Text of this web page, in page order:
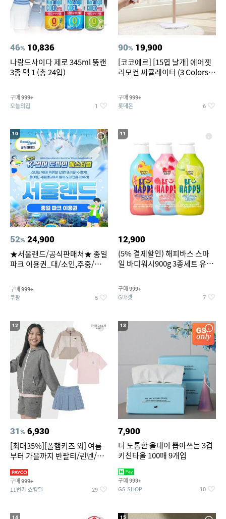
46% 10,836
나랑드사이다 제로 345ml 뚱캔
3종 택 1 (총 24입)
구매 999+
오늘의집 1
90% 19,900
[코코에르] [15엽 날개] 에어젯
리모컨 써큘레이터 (3 Colors
구매 999+
롯데온 6
10
52% 24,900
★서울랜드/공식판매처★ 종일
파크 이용권_대/소인,주중/주
구매 999+
쿠팡 5
11
12,900
(5% 결제할인) 해피바스 스마
일 바디워시900g 3종세트 유
구매 999+
G마켓 7
12
31% 6,930
[최대35%][폴햄키즈 외] 여름
부터 가을까지 반팔티/린넨/맨
구매 999+
11번가 쇼킹딜 29
13
7,900
더 도톰한 올데이 뽑아쓰는 3겹
키친타올 100매 9개입
구매 999+
GS SHOP 10
14 15